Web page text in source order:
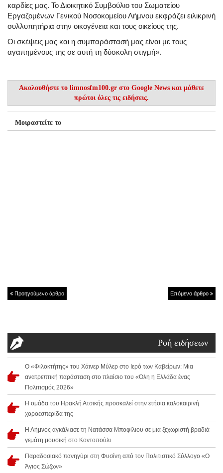
καρδίες μας. Το Διοικητικό Συμβούλιο του Σωματείου
Εργαζομένων Γενικού Νοσοκομείου Λήμνου εκφράζει ειλικρινή
συλλυπητήρια στην οικογένεια και τους οικείους της.
Οι σκέψεις μας και η συμπαράστασή μας είναι με τους
αγαπημένους της σε αυτή τη δύσκολη στιγμή».
Ακολουθήστε το limnosfm100.gr στο Google News και μάθετε
πρώτοι όλες τις ειδήσεις.
Μοιραστείτε το
Προηγούμενο άρθρο Επόμενο άρθρο
Ροή ειδήσεων
Ο «Φιλοκτήτης» του Χάινερ Μύλερ στο Ιερό των Καβείρων: Μια
ανατρεπτική παράσταση στο πλαίσιο του «Όλη η Ελλάδα ένας
Πολιτισμός 2026»
Η ομάδα του Ηρακλή Ατσικής προσκαλεί στην ετήσια καλοκαιρινή
χοροεσπερίδα της
Η Λήμνος αγκάλιασε τη Νατάσσα Μποφίλιου σε μια ξεχωριστή βραδιά
γεμάτη μουσική στο Κοντοπούλι
Παραδοσιακό πανηγύρι στη Φυσίνη από τον Πολιτιστικό Σύλλογο «Ο
Άγιος Σώζων»